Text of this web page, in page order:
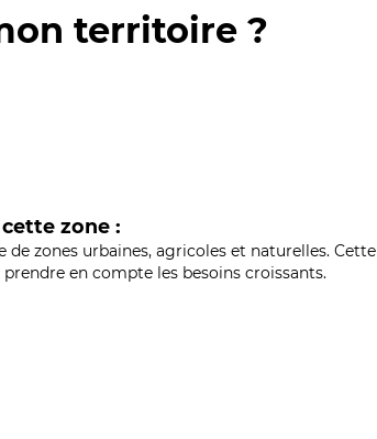
territoire ?
zone :
zones urbaines, agricoles et naturelles. Cette
en compte les besoins croissants.